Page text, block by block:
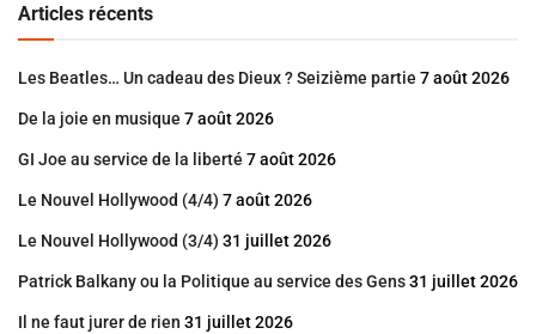
Articles récents
Les Beatles… Un cadeau des Dieux ? Seizième partie 7 août 2026
De la joie en musique 7 août 2026
GI Joe au service de la liberté 7 août 2026
Le Nouvel Hollywood (4/4) 7 août 2026
Le Nouvel Hollywood (3/4) 31 juillet 2026
Patrick Balkany ou la Politique au service des Gens31 juillet 2026
Il ne faut jurer de rien 31 juillet 2026